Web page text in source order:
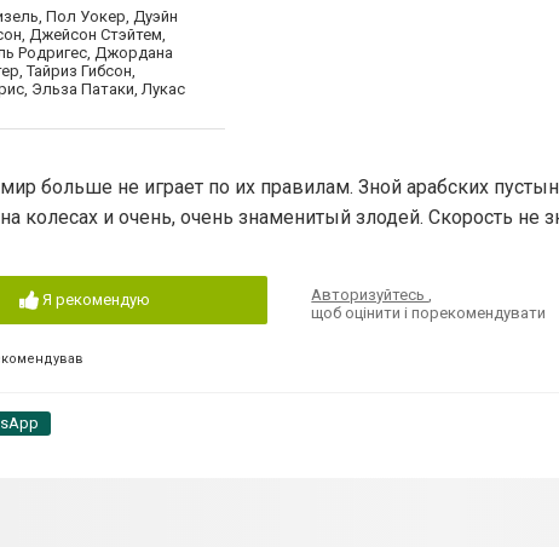
Пол Уокер, Дуэйн
Джейсон Стэйтем,
Родригес, Джордана
Тайриз Гибсон,
Эльза Патаки, Лукас
больше не играет по их правилам. Зной арабских
и очень, очень знаменитый злодей. Скорость не
Я рекомендую Авторизуйтесь
щоб оцінити і порекомендувати